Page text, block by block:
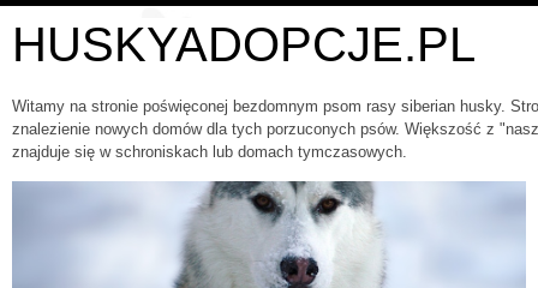
HUSKYADOPCJE.PL
Witamy na stronie poświęconej bezdomnym psom rasy siberian husky.
znalezienie nowych domów dla tych porzuconych psów. Większość z
znajduje się w schroniskach lub domach tymczasowych.